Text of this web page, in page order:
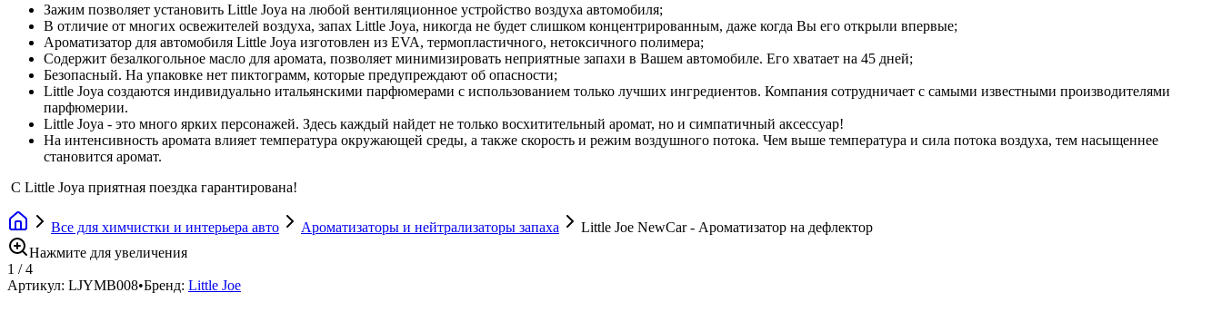
Зажим позволяет установить Little Joya на любой вентиляционное устройство воздуха автомобиля;
В отличие от многих освежителей воздуха, запах Little Joya, никогда не будет слишком концентрированным, даже когда Вы его открыли впервые;
Ароматизатор для автомобиля Little Joya изготовлен из EVA, термопластичного, нетоксичного полимера;
Содержит безалкогольное масло для аромата, позволяет минимизировать неприятные запахи в Вашем автомобиле. Его хватает на 45 дней;
Безопасный. На упаковке нет пиктограмм, которые предупреждают об опасности;
Little Joya создаются индивидуально итальянскими парфюмерами с использованием только лучших ингредиентов. Компания сотрудничает с самыми известными производителями
парфюмерии.
Little Joya - это много ярких персонажей. Здесь каждый найдет не только восхитительный аромат, но и симпатичный аксессуар!
На интенсивность аромата влияет температура окружающей среды, а также скорость и режим воздушного потока. Чем выше температура и сила потока воздуха, тем насыщеннее
становится аромат.
С Little Joya приятная поездка гарантирована!
Все для химчистки и интерьера авто Ароматизаторы и нейтрализаторы запаха
Little Joe NewCar - Ароматизатор на дефлектор
Нажмите для увеличения
1 /4
Артикул: LJYMB008•Бренд: Little Joe